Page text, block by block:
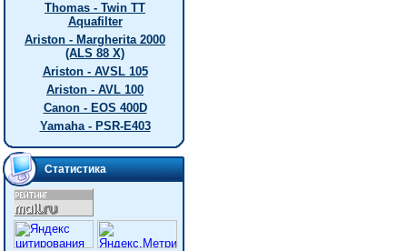
Thomas - Twin TT
Aquafilter
Ariston - Margherita 2000
(ALS 88 X)
Ariston - AVSL 105
Ariston - AVL 100
Canon - EOS 400D
Yamaha - PSR-E403
Статистика